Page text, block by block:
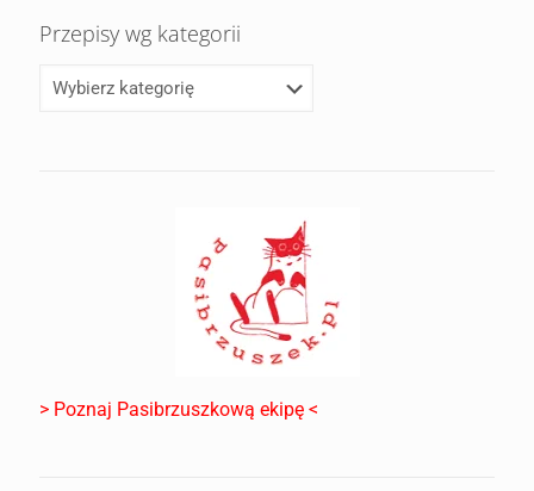
Przepisy wg kategorii
> Poznaj Pasibrzuszkową ekipę <